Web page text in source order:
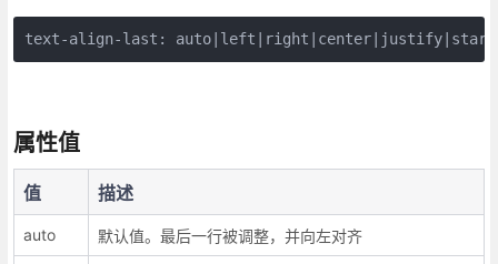
text-align-last:
属性值
值 描述
auto 默认值。最后一行被调整，并向左对齐